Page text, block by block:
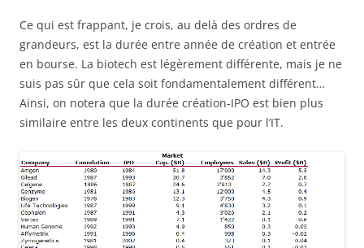
Ce qui est frappant, je crois, au delà des ordres de
grandeurs, est la durée entre année de création et entrée
en bourse. La biotech est légèrement différente, mais je ne
suis pas sûr que cela soit fondamentalement différent…
Ainsi, on notera que la durée création-IPO est bien plus
similaire entre les deux continents que pour l’IT.